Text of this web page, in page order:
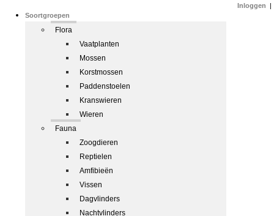
Soortgroepen
Flora
Vaatplanten
Mossen
Korstmossen
Paddenstoelen
Kranswieren
Wieren
Fauna
Zoogdieren
Reptielen
Amfibieën
Vissen
Dagvlinders
Nachtvlinders
Inloggen |